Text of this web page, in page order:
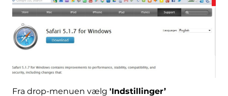
Fra drop-menuen vælg 'Indstillinger’